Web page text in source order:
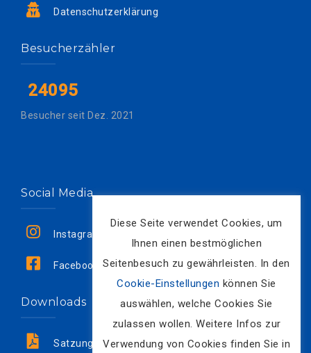
Datenschutzerklärung
Besucherzähler
24095
Besucher seit Dez. 2021
Social Media
Instagram
Facebook
Downloads
Satzung
Diese Seite verwendet Cookies, um
Ihnen einen bestmöglichen
Seitenbesuch zu gewährleisten. In den
Cookie-Einstellungen können Sie
auswählen, welche Cookies Sie
zulassen wollen. Weitere Infos zur
Verwendung von Cookies finden Sie in